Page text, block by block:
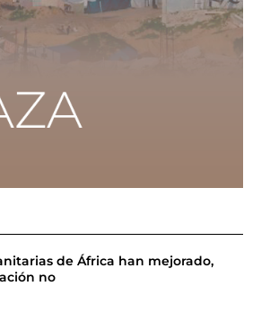
de África han mejorado,
no